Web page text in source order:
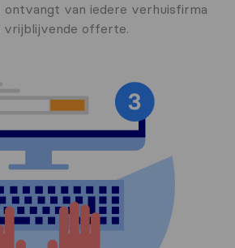
ontvangt van iedere verhuisfirma
vrijblijvende offerte.